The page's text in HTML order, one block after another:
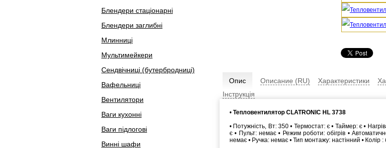
Блендери стаціонарні
Блендери заглибні
Млинниці
Мультимейкери
Сендвічниці (бутербродниці)
Вафельниці
Вентилятори
Ваги кухонні
Ваги підлогові
Винні шафи
Опис Описание (RU) Характеристики
Інструкція
• Тепловентилятор CLATRONIC HL 3738
• Потужність, Вт: 350 • Термостат: є • Таймер: є •
є • Пульт: немає • Режим роботи: обігрів •
немає • Ручка: немає • Тип монтажу: настінний • Колір :